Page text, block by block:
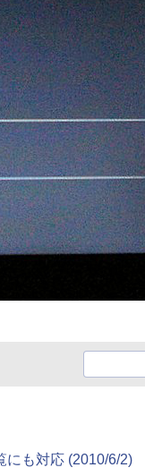
にも対応 (2010/6/2)